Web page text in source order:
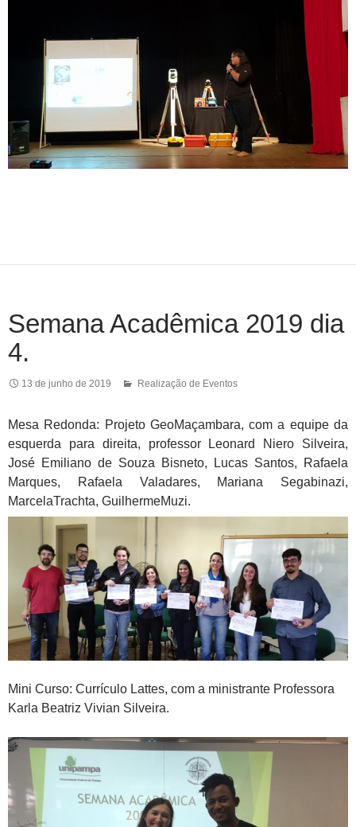
Semana Acadêmica 2019 dia
4.
13 de junho de 2019 Realização de Eventos
Mesa Redonda: Projeto GeoMaçambara, com a equipe da
esquerda para direita, professor Leonard Niero Silveira,
José Emiliano de Souza Bisneto, Lucas Santos, Rafaela
Marques, Rafaela Valadares, Mariana Segabinazi,
MarcelaTrachta, GuilhermeMuzi.
Mini Curso: Currículo Lattes, com a ministrante Professora
Karla Beatriz Vivian Silveira.